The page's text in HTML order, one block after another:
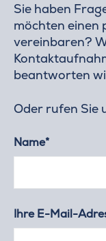
Sie haben
möchten einen
vereinbaren?
beantworten
Oder rufen Sie
Name*
Ihre E-Mail-